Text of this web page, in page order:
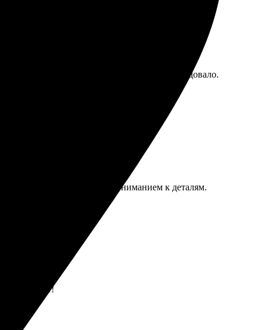
Получила заказ быстро, качество порадовало.
всё было выполнено с вниманием к деталям.
впечатляет!